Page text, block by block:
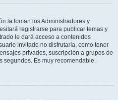
la toman los Administradores y
registrarse para publicar temas y
le dará acceso a contenidos
invitado no disfrutaría, como tener
privados, suscripción a grupos de
segundos. Es muy recomendable.